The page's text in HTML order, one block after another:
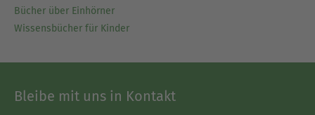
Bücher über Einhörner
Wissensbücher für Kinder
Bleibe mit uns in Kontakt